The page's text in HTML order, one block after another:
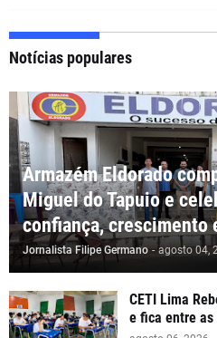
Notícias populares
Armazém Eldorado
Miguel do Tapuio e
confiança, crescimento
Jornalista Filipe Germano - agosto 04,
CETI Lima
e fica entre as